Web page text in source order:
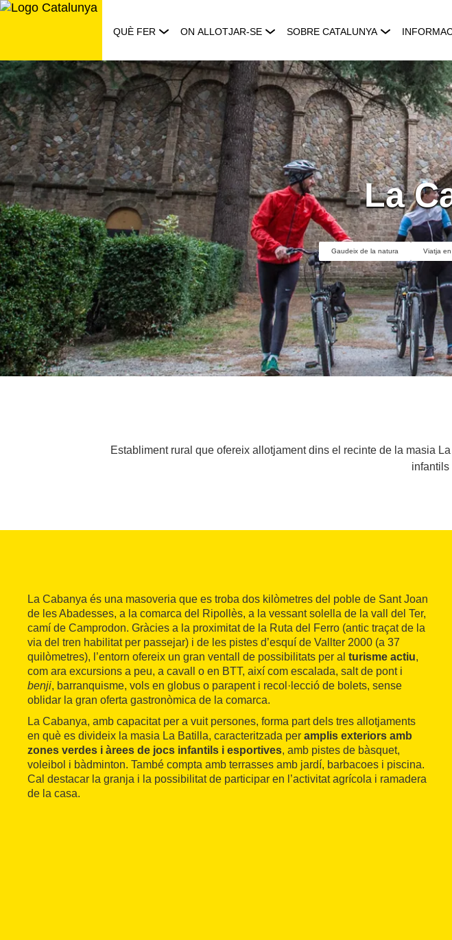
Saltar
QUÈ FER ON ALLOTJAR-SE SOBRE CATALUNYA
La
Gaudeix de la natura Viatja
Establiment rural que ofereix allotjament dins el recinte de la masia
infantils
La Cabanya és una masoveria que es troba dos kilòmetres del poble de Sant Joan
de les Abadesses, a la comarca del Ripollès, a la vessant solella de la vall del Ter,
camí de Camprodon. Gràcies a la proximitat de la Ruta del Ferro (antic traçat de la
via del tren habilitat per passejar) i de les pistes d’esquí de Vallter 2000 (a 37
quilòmetres), l’entorn ofereix un gran ventall de possibilitats per al turisme actiu,
com ara excursions a peu, a cavall o en BTT, així com escalada, salt de pont i
benji, barranquisme, vols en globus o parapent i recol·lecció de bolets, sense
oblidar la gran oferta gastronòmica de la comarca.
La Cabanya, amb capacitat per a vuit persones, forma part dels tres allotjaments
en què es divideix la masia La Batilla, caracteritzada per amplis exteriors amb
zones verdes i àrees de jocs infantils i esportives, amb pistes de bàsquet,
voleibol i bàdminton. També compta amb terrasses amb jardí, barbacoes i piscina.
Cal destacar la granja i la possibilitat de participar en l’activitat agrícola i ramadera
de la casa.